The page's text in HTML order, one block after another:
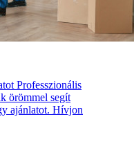
Professzionális
örömmel segít
ajánlatot. Hívjon